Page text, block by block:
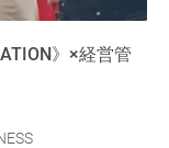
》×経営管